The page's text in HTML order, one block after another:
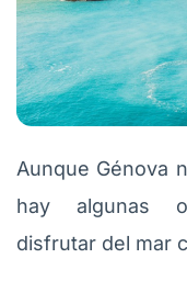
Aunque Génova
hay algunas
disfrutar del mar